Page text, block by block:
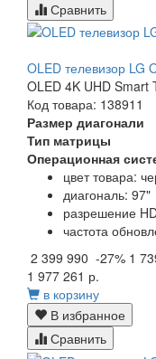
Сравнить
OLED телевизор LG
OLED 4K UHD Smart
Код товара: 138911
Размер диагонали
Тип матрицы
Операционная
цвет товара:
диагональ: 97"
разрешение
частота
2 399 990 -27% 1
1 977 261 р.
в корзину
В избранное
Сравнить